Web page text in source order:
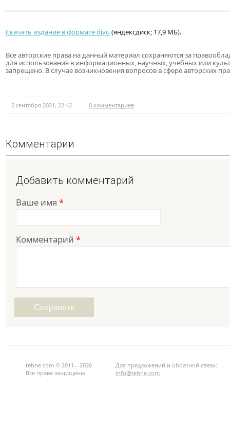
Скачать издание в формате djvu (яндексдиск; 17,9 МБ).
Все авторские права на данный материал сохраняются за
для использования в информационных, научных, учебных или
запрещено. В случае возникновения вопросов в сфере авторских
2 сентября 2021, 22:42 0 комментариев
Комментарии
Добавить комментарий
Ваше имя *
Комментарий *
tehne.com © 2011—2026
Все права защищены.
Для предложений и обратной связи:
info@tehne.com